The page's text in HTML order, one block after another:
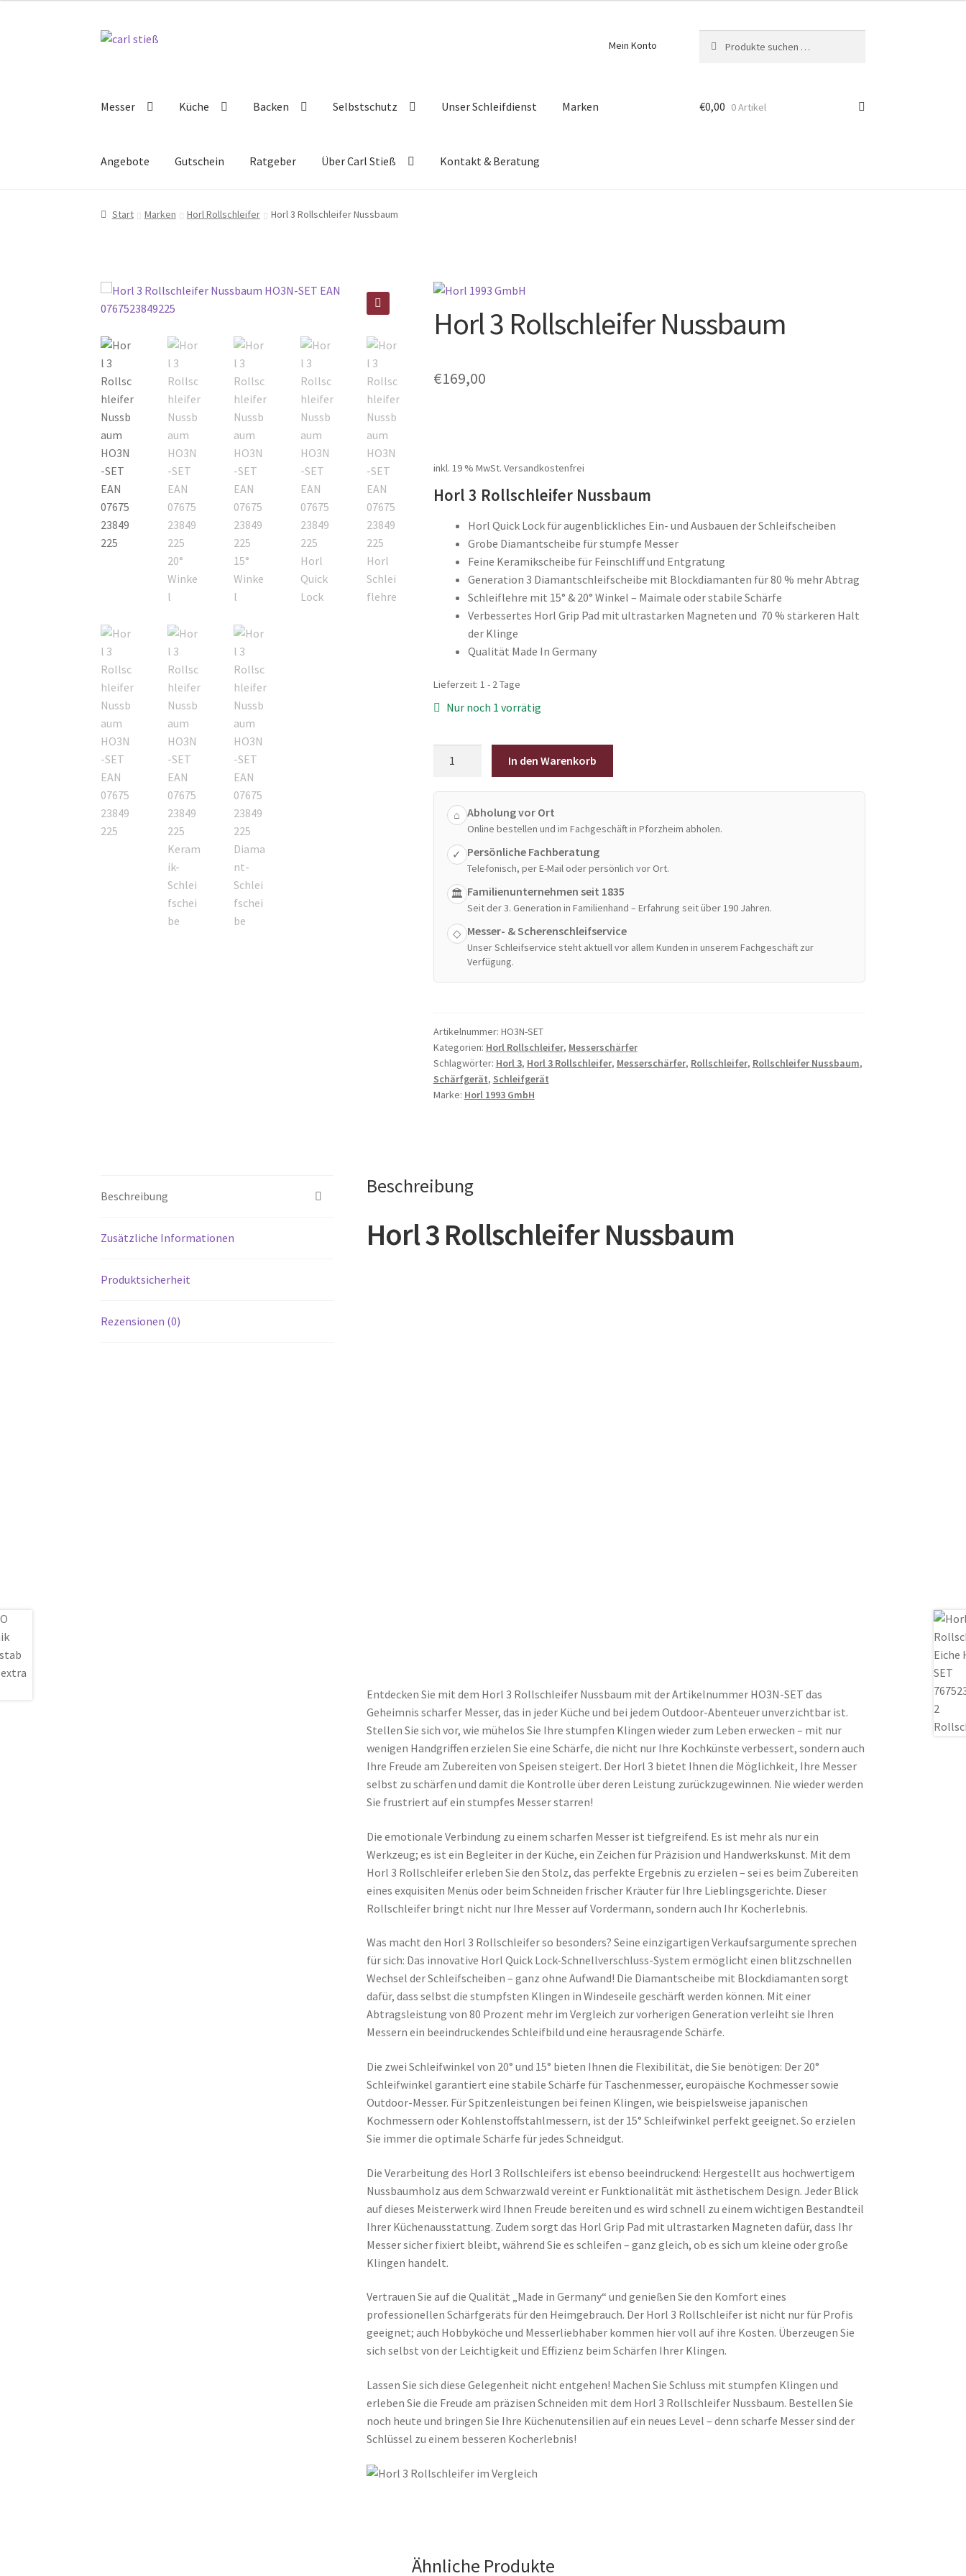
Zur
Zum
Mein Konto
nach:
Messer Küche Backen Selbstschutz Unser Schleifdienst Marken
Angebote Gutschein Ratgeber Über Carl Stieß Kontakt & Beratung
€0,00 0 Artikel
Start Marken Horl Rollschleifer Horl 3 Rollschleifer Nussbaum
Horl 3 Rollschleifer Nussbaum
€169,00
inkl. 19 % MwSt. Versandkostenfrei
Horl 3 Rollschleifer Nussbaum
Horl Quick Lock für augenblickliches Ein- und Ausbauen der Schleifscheiben
Grobe Diamantscheibe für stumpfe Messer
Feine Keramikscheibe für Feinschliff und Entgratung
Generation 3 Diamantschleifscheibe mit Blockdiamanten für 80 % mehr Abtrag
Schleiflehre mit 15° & 20° Winkel – Maimale oder stabile Schärfe
Verbessertes Horl Grip Pad mit ultrastarken Magneten und 70 % stärkeren Halt
der Klinge
Qualität Made In Germany
Lieferzeit: 1 - 2 Tage
Nur noch 1 vorrätig
Rollschleifer
Nussbaum
Menge
In den Warenkorb
⌂ Abholung vor Ort
Online bestellen und im Fachgeschäft in Pforzheim abholen.
✓ Persönliche Fachberatung
Telefonisch, per E-Mail oder persönlich vor Ort.
🏛 Familienunternehmen seit 1835
Seit der 3. Generation in Familienhand – Erfahrung seit über 190 Jahren.
◇ Messer- & Scherenschleifservice
Unser Schleifservice steht aktuell vor allem Kunden in unserem Fachgeschäft zur
Verfügung.
Artikelnummer: HO3N-SET
Kategorien: Horl Rollschleifer, Messerschärfer
Schlagwörter: Horl 3, Horl 3 Rollschleifer, Messerschärfer, Rollschleifer, Rollschleifer Nussbaum,
Schärfgerät, Schleifgerät
Marke: Horl 1993 GmbH
Beschreibung
Zusätzliche Informationen
Produktsicherheit
Rezensionen (0)
Beschreibung
Horl 3 Rollschleifer Nussbaum
Entdecken Sie mit dem Horl 3 Rollschleifer Nussbaum mit der Artikelnummer HO3N-SET das
Geheimnis scharfer Messer, das in jeder Küche und bei jedem Outdoor-Abenteuer unverzichtbar ist.
Stellen Sie sich vor, wie mühelos Sie Ihre stumpfen Klingen wieder zum Leben erwecken – mit nur
wenigen Handgriffen erzielen Sie eine Schärfe, die nicht nur Ihre Kochkünste verbessert, sondern auch
Ihre Freude am Zubereiten von Speisen steigert. Der Horl 3 bietet Ihnen die Möglichkeit, Ihre Messer
selbst zu schärfen und damit die Kontrolle über deren Leistung zurückzugewinnen. Nie wieder werden
Sie frustriert auf ein stumpfes Messer starren!
Die emotionale Verbindung zu einem scharfen Messer ist tiefgreifend. Es ist mehr als nur ein
Werkzeug; es ist ein Begleiter in der Küche, ein Zeichen für Präzision und Handwerkskunst. Mit dem
Horl 3 Rollschleifer erleben Sie den Stolz, das perfekte Ergebnis zu erzielen – sei es beim Zubereiten
eines exquisiten Menüs oder beim Schneiden frischer Kräuter für Ihre Lieblingsgerichte. Dieser
Rollschleifer bringt nicht nur Ihre Messer auf Vordermann, sondern auch Ihr Kocherlebnis.
Was macht den Horl 3 Rollschleifer so besonders? Seine einzigartigen Verkaufsargumente sprechen
für sich: Das innovative Horl Quick Lock-Schnellverschluss-System ermöglicht einen blitzschnellen
Wechsel der Schleifscheiben – ganz ohne Aufwand! Die Diamantscheibe mit Blockdiamanten sorgt
dafür, dass selbst die stumpfsten Klingen in Windeseile geschärft werden können. Mit einer
Abtragsleistung von 80 Prozent mehr im Vergleich zur vorherigen Generation verleiht sie Ihren
Messern ein beeindruckendes Schleifbild und eine herausragende Schärfe.
Die zwei Schleifwinkel von 20° und 15° bieten Ihnen die Flexibilität, die Sie benötigen: Der 20°
Schleifwinkel garantiert eine stabile Schärfe für Taschenmesser, europäische Kochmesser sowie
Outdoor-Messer. Für Spitzenleistungen bei feinen Klingen, wie beispielsweise japanischen
Kochmessern oder Kohlenstoffstahlmessern, ist der 15° Schleifwinkel perfekt geeignet. So erzielen
Sie immer die optimale Schärfe für jedes Schneidgut.
Die Verarbeitung des Horl 3 Rollschleifers ist ebenso beeindruckend: Hergestellt aus hochwertigem
Nussbaumholz aus dem Schwarzwald vereint er Funktionalität mit ästhetischem Design. Jeder Blick
auf dieses Meisterwerk wird Ihnen Freude bereiten und es wird schnell zu einem wichtigen Bestandteil
Ihrer Küchenausstattung. Zudem sorgt das Horl Grip Pad mit ultrastarken Magneten dafür, dass Ihr
Messer sicher fixiert bleibt, während Sie es schleifen – ganz gleich, ob es sich um kleine oder große
Klingen handelt.
Vertrauen Sie auf die Qualität „Made in Germany“ und genießen Sie den Komfort eines
professionellen Schärfgeräts für den Heimgebrauch. Der Horl 3 Rollschleifer ist nicht nur für Profis
geeignet; auch Hobbyköche und Messerliebhaber kommen hier voll auf ihre Kosten. Überzeugen Sie
sich selbst von der Leichtigkeit und Effizienz beim Schärfen Ihrer Klingen.
Lassen Sie sich diese Gelegenheit nicht entgehen! Machen Sie Schluss mit stumpfen Klingen und
erleben Sie die Freude am präzisen Schneiden mit dem Horl 3 Rollschleifer Nussbaum. Bestellen Sie
noch heute und bringen Sie Ihre Küchenutensilien auf ein neues Level – denn scharfe Messer sind der
Schlüssel zu einem besseren Kocherlebnis!
Ähnliche Produkte